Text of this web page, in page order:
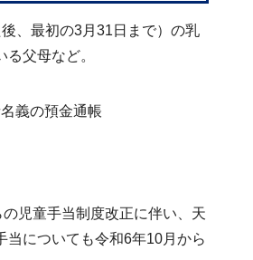
後、最初の3月31日まで）の乳
父母など。
義の預金通帳
児童手当制度改正に伴い、天
当についても令和6年10月から